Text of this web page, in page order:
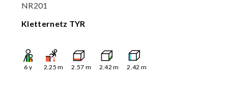
NR201
Kletternetz TYR
6 y 2.25 m 2.57 m 2.42 m 2.42 m